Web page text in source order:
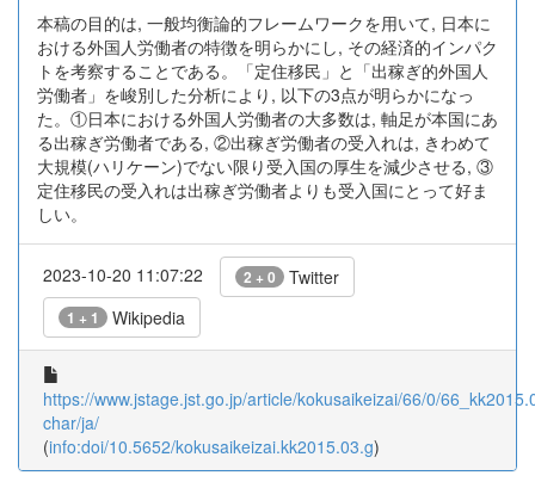
本稿の目的は, 一般均衡論的フレームワークを用いて, 日本に
おける外国人労働者の特徴を明らかにし, その経済的インパク
トを考察することである。「定住移民」と「出稼ぎ的外国人
労働者」を峻別した分析により, 以下の3点が明らかになっ
た。①日本における外国人労働者の大多数は, 軸足が本国にあ
る出稼ぎ労働者である, ②出稼ぎ労働者の受入れは, きわめて
大規模(ハリケーン)でない限り受入国の厚生を減少させる, ③
定住移民の受入れは出稼ぎ労働者よりも受入国にとって好ま
しい。
2023-10-20 11:07:22 2 + 0 Twitter
1 + 1 Wikipedia
https://www.jstage.jst.go.jp/article/kokusaikeizai/66/0/
char/ja/
(info:doi/10.5652/kokusaikeizai.kk2015.03.g)